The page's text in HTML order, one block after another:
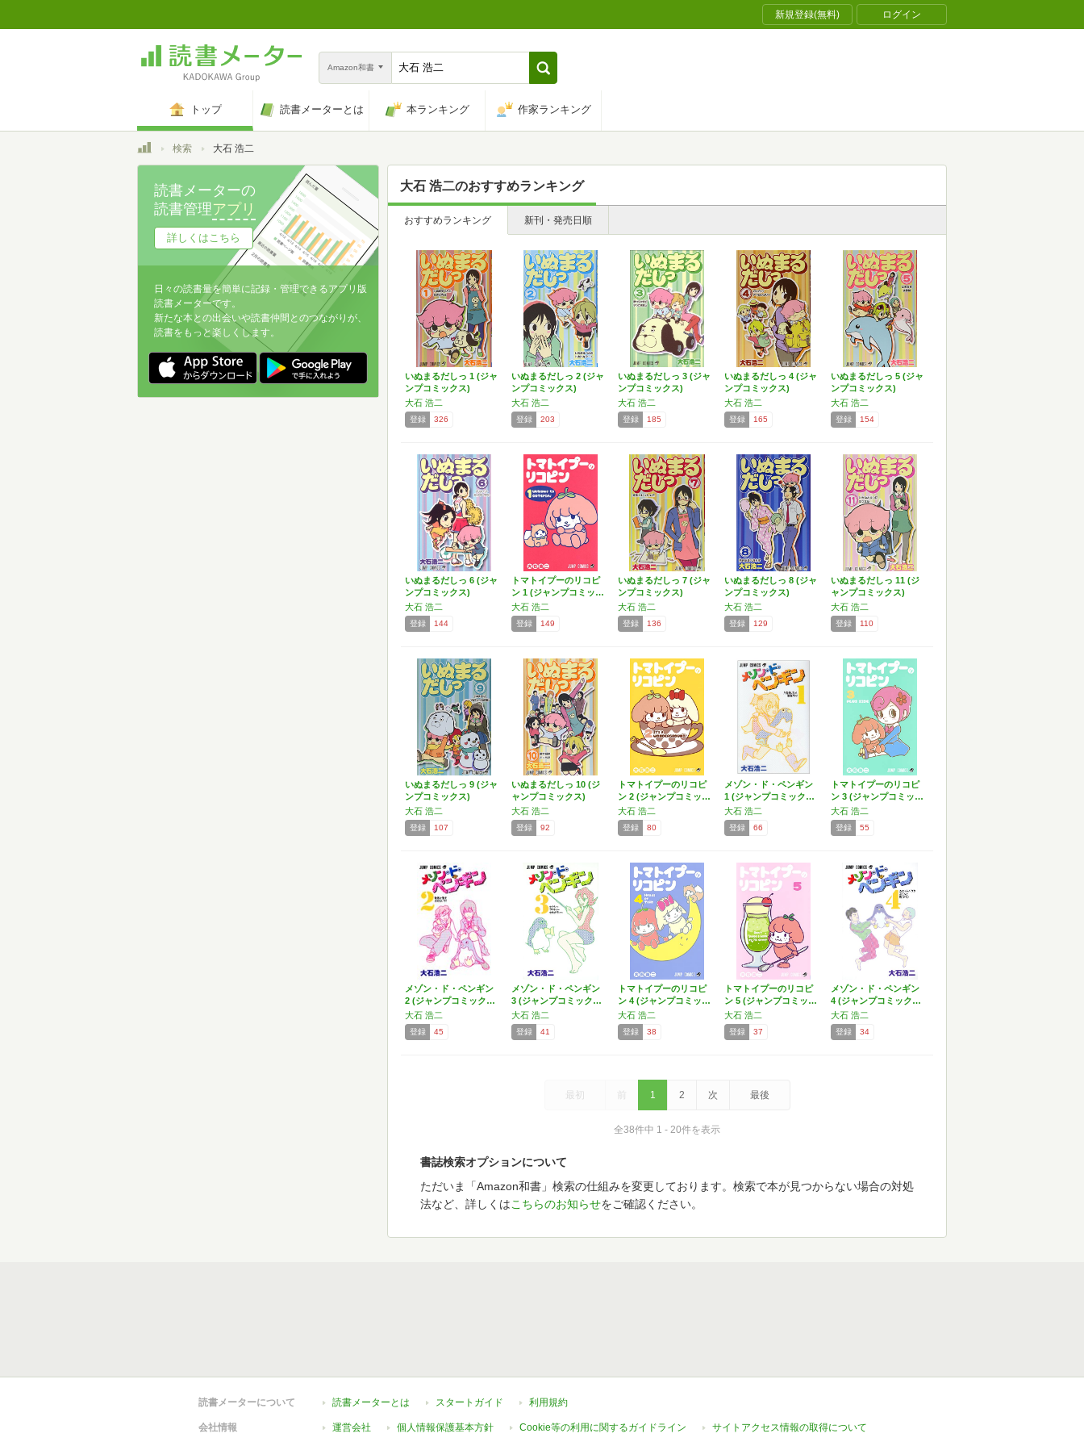
新規登録(無料) ログイン
Amazon和書
トップ 読書メーターとは 本ランキング 作家ランキング
トップ検索 大石 浩二
大石 浩二のおすすめランキング
おすすめランキング 新刊・発売日順
いぬまるだしっ 1 (ジャ
ンプコミックス)
大石 浩二
登録 326
いぬまるだしっ 2 (ジャ
ンプコミックス)
大石 浩二
登録 203
いぬまるだしっ 3 (ジャ
ンプコミックス)
大石 浩二
登録 185
いぬまるだしっ 4 (ジャ
ンプコミックス)
大石 浩二
登録 165
いぬまるだしっ 5 (ジャ
ンプコミックス)
大石 浩二
登録 154
いぬまるだしっ 6 (ジャ
ンプコミックス)
大石 浩二
登録 144
トマトイプーのリコピ
ン 1 (ジャンプコミッ…
大石 浩二
登録 149
いぬまるだしっ 7 (ジャ
ンプコミックス)
大石 浩二
登録 136
いぬまるだしっ 8 (ジャ
ンプコミックス)
大石 浩二
登録 129
いぬまるだしっ 11 (ジ
ャンプコミックス)
大石 浩二
登録 110
いぬまるだしっ 9 (ジャ
ンプコミックス)
大石 浩二
登録 107
いぬまるだしっ 10 (ジ
ャンプコミックス)
大石 浩二
登録 92
トマトイプーのリコピ
ン 2 (ジャンプコミッ…
大石 浩二
登録 80
メゾン・ド・ペンギン
1 (ジャンプコミック…
大石 浩二
登録 66
トマトイプーのリコピ
ン 3 (ジャンプコミッ…
大石 浩二
登録 55
メゾン・ド・ペンギン
2 (ジャンプコミック…
大石 浩二
登録 45
メゾン・ド・ペンギン
3 (ジャンプコミック…
大石 浩二
登録 41
トマトイプーのリコピ
ン 4 (ジャンプコミッ…
大石 浩二
登録 38
トマトイプーのリコピ
ン 5 (ジャンプコミッ…
大石 浩二
登録 37
メゾン・ド・ペンギン
4 (ジャンプコミック…
大石 浩二
登録 34
最初 前 1 2 次 最後
全38件中 1 - 20件を表示
書誌検索オプションについて
ただいま「Amazon和書」検索の仕組みを変更しております。検索で本が見つからない場合の対処
法など、詳しくはこちらのお知らせをご確認ください。
読書メーターの
読書管理アプリ
詳しくはこちら
日々の読書量を簡単に記録・管理できるアプリ版
読書メーターです。
新たな本との出会いや読書仲間とのつながりが、
読書をもっと楽しくします。
読書メーターについて 読書メーターとは スタートガイド 利用規約
会社情報 運営会社 個人情報保護基本方針 Cookie等の利用に関するガイドライン サイトアクセス情報の取得について